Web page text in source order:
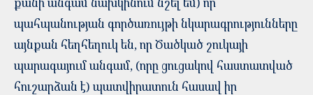
պահպանության գործառույթի նկարագրությունները
այնքան հեղհեղուկ են, որ Ծածկած շուկայի
պարագայում անգամ, (որը ցուցակով հաստատված
հուշարձան է) պատվիրատուն հասավ իր